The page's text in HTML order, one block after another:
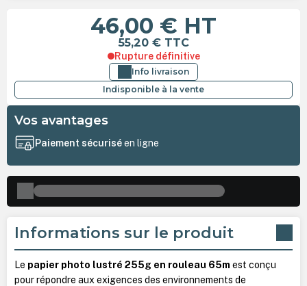
46,00 € HT
55,20 € TTC
Rupture définitive
Info livraison
Indisponible à la vente
Vos avantages
Paiement sécuriséen ligne
Informations sur le produit
Le papier photo lustré 255g en rouleau 65m est conçu
pour répondre aux exigences des environnements de